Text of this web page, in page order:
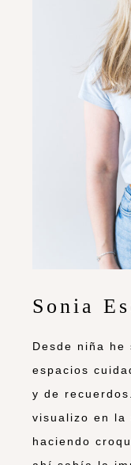
Sonia
Desde niña he
espacios
y de
visualizo en la
haciendo